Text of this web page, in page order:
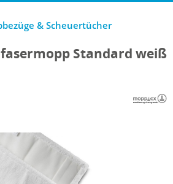
& Scheuertücher
Standard weiß